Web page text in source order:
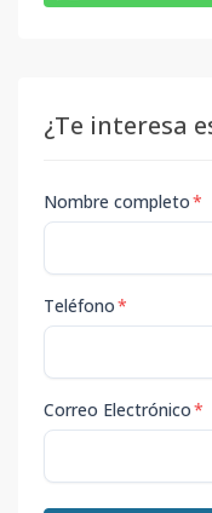
¿Te interesa
Nombre completo*
Teléfono*
Correo Electrónico*